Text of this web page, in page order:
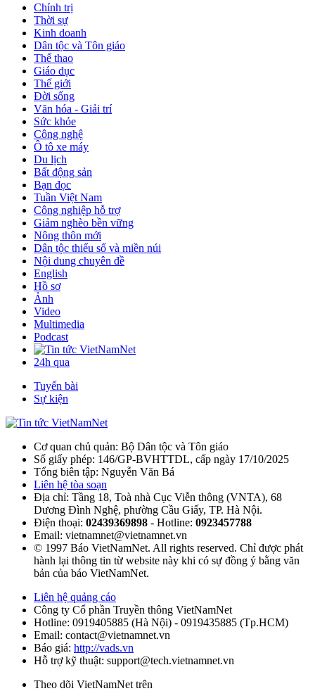
Chính trị
Thời sự
Kinh doanh
Dân tộc và Tôn giáo
Thể thao
Giáo dục
Thế giới
Đời sống
Văn hóa - Giải trí
Sức khỏe
Công nghệ
Ô tô xe máy
Du lịch
Bất động sản
Bạn đọc
Tuần Việt Nam
Công nghiệp hỗ trợ
Giảm nghèo bền vững
Nông thôn mới
Dân tộc thiểu số và miền núi
Nội dung chuyên đề
English
Hồ sơ
Ảnh
Video
Multimedia
Podcast
24h qua
Tuyến bài
Sự kiện
Cơ quan chủ quản: Bộ Dân tộc và Tôn giáo
Số giấy phép: 146/GP-BVHTTDL, cấp ngày 17/10/2025
Tổng biên tập: Nguyễn Văn Bá
Liên hệ tòa soạn
Địa chỉ: Tầng 18, Toà nhà Cục Viễn thông (VNTA), 68
Dương Đình Nghệ, phường Cầu Giấy, TP. Hà Nội.
Điện thoại: 02439369898 - Hotline: 0923457788
Email: vietnamnet@vietnamnet.vn
© 1997 Báo VietNamNet. All rights reserved. Chỉ được phát
hành lại thông tin từ website này khi có sự đồng ý bằng văn
bản của báo VietNamNet.
Liên hệ quảng cáo
Công ty Cổ phần Truyền thông VietNamNet
Hotline: 0919405885 (Hà Nội) - 0919435885 (Tp.HCM)
Email: contact@vietnamnet.vn
Báo giá: http://vads.vn
Hỗ trợ kỹ thuật: support@tech.vietnamnet.vn
Theo dõi VietNamNet trên